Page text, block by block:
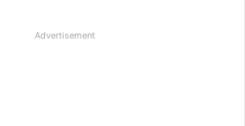
Advertisement